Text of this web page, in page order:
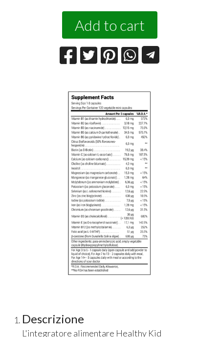
Add to cart
Descrizione
L'integratore alimentare Healthy Kid